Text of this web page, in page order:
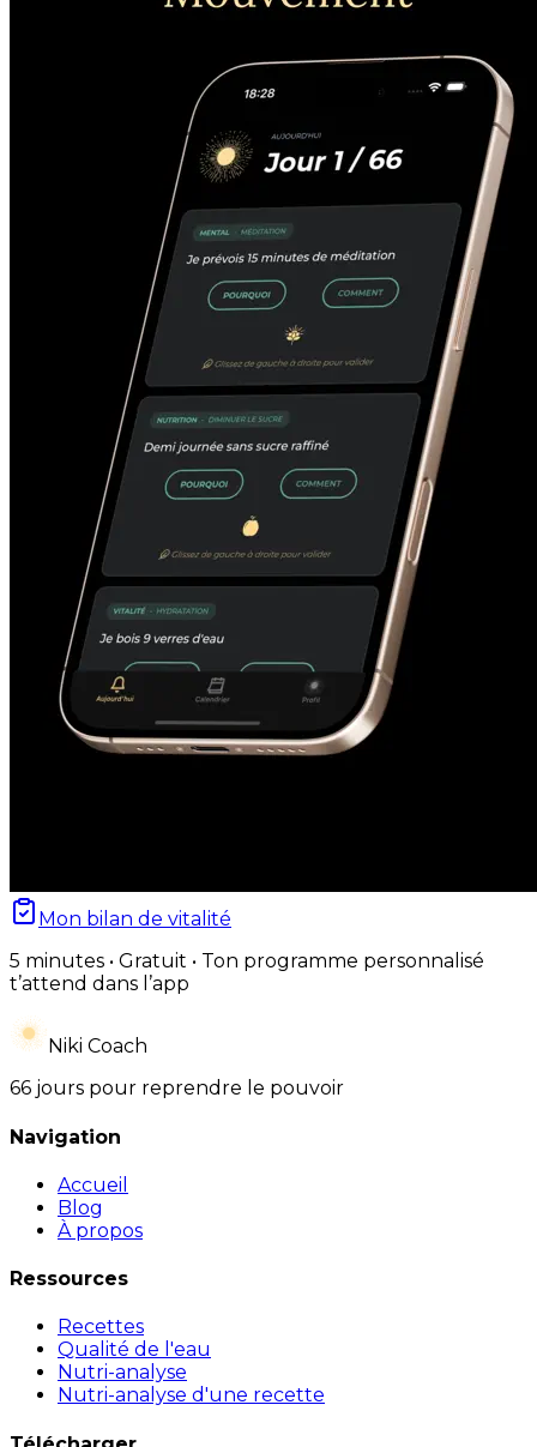
Mon bilan de vitalité
5 minutes • Gratuit • Ton programme personnalisé
t’attend dans l’app
Niki Coach
66 jours pour reprendre le pouvoir
Navigation
Accueil
Blog
À propos
Ressources
Recettes
Qualité de l'eau
Nutri-analyse
Nutri-analyse d'une recette